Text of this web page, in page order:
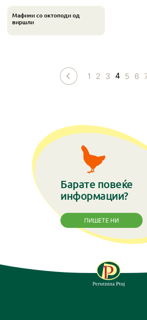
Мафини со октоподи од
виршли
1 2 3 4 5 6
Барате повеќе
информации?
ПИШЕТЕ НИ